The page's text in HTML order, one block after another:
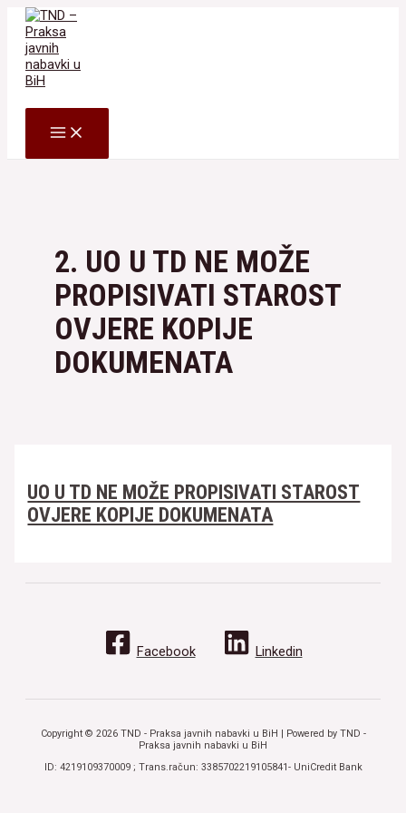
Skip
content
MAIN
MENU
2. UO U TD NE MOŽE
PROPISIVATI STAROST
OVJERE KOPIJE
DOKUMENATA
UO U TD NE MOŽE PROPISIVATI STAROST
OVJERE KOPIJE DOKUMENATA
Facebook Linkedin
Copyright © 2026 TND - Praksa javnih nabavki u BiH | Powered by TND -
Praksa javnih nabavki u BiH
ID: 4219109370009 ; Trans.račun: 3385702219105841- UniCredit Bank